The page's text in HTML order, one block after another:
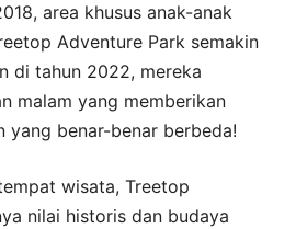
area khusus anak-anak
Adventure Park semakin
di tahun 2022, mereka
malam yang memberikan
yang benar-benar berbeda!
wisata, Treetop
nilai historis dan budaya